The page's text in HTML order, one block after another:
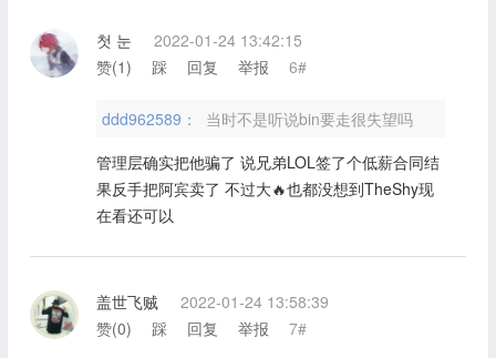
첫 눈
2022-01-24 13:42:15
赞(1) 踩 回复 举报 6#
ddd962589：
当时不是听说bin要走很失望吗
管理层确实把他骗了 说兄弟LOL签了个低薪合同结
果反手把阿宾卖了 不过大🔥也都没想到TheShy现
在看还可以
盖世飞贼
2022-01-24 13:58:39
赞(0) 踩 回复 举报 7#